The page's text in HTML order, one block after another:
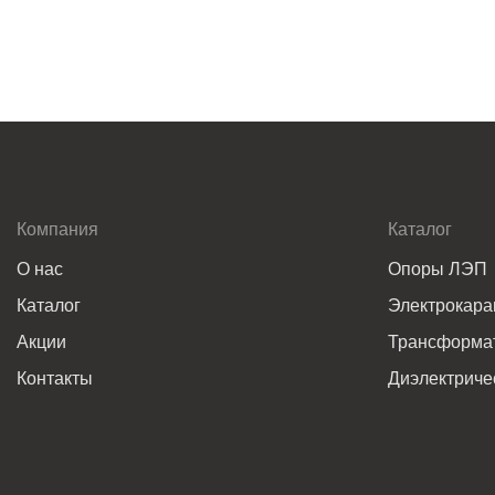
Компания
О нас
Каталог
Акции
Контакты
Каталог
Опоры ЛЭП